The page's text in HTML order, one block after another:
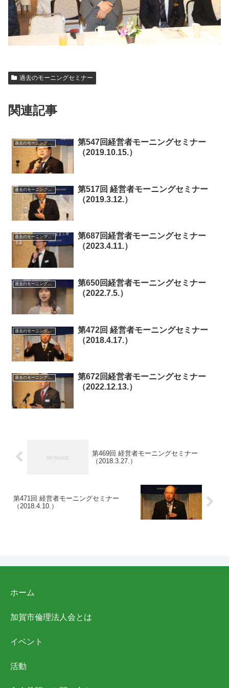
過去のモーニングセミナー
関連記事
過去のモーニングセミナー
第547回経営者モーニングセミナー
（2019.10.15.）
過去のモーニングセミナー
第517回 経営者モーニングセミナー
（2019.3.12.）
過去のモーニングセミナー
第687回経営者モーニングセミナー
（2023.4.11.）
過去のモーニングセミナー
第650回経営者モーニングセミナー
（2022.7.5.）
過去のモーニングセミナー
第472回 経営者モーニングセミナー
（2018.4.17.）
過去のモーニングセミナー
第672回経営者モーニングセミナー
（2022.12.13.）
第469回 経営者モーニングセミナー
（2018.3.27.）
第471回 経営者モーニングセミナー
（2018.4.10.）
ホーム
加賀市倫理法人会とは
イベント
活動